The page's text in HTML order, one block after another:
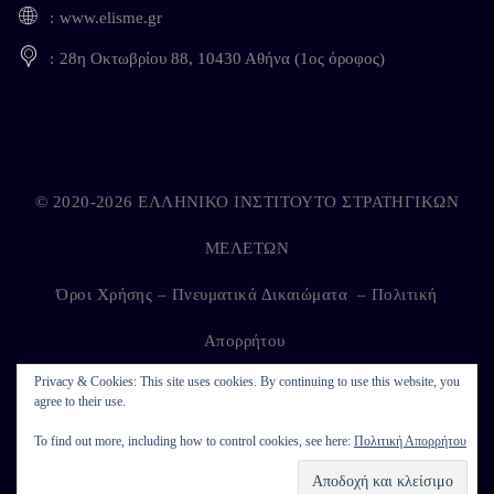
www.elisme.gr
28η Οκτωβρίου 88, 10430 Αθήνα (1ος όροφος)
Privacy & Cookies: This site uses cookies. By continuing to use this website, you
agree to their use.
To find out more, including how to control cookies, see here: Πολιτική Απορρήτου
© 2020-2026 ΕΛΛΗΝΙΚΟ ΙΝΣΤΙΤΟΥΤΟ ΣΤΡΑΤΗΓΙΚΩΝ
ΜΕΛΕΤΩΝ
Όροι Χρήσης – Πνευματικά Δικαιώματα – Πολιτική
Απορρήτου
Developed by